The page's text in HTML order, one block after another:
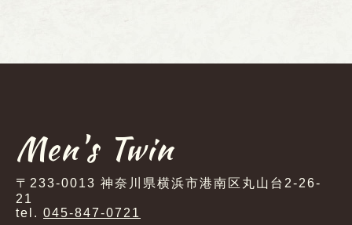
Men's Twin
〒233-0013 神奈川県横浜市港南区丸山台2-26-
21
tel. 045-847-0721